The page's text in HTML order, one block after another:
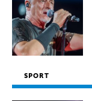
SPORT